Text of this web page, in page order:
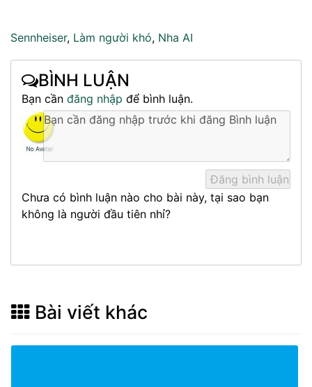
Sennheiser, Làm người khó, Nha AI
BÌNH LUẬN
Bạn cần đăng nhập để bình luận.
Chưa có bình luận nào cho bài này, tại sao bạn
không là người đầu tiên nhỉ?
Bài viết khác